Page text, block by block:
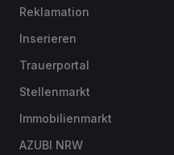
Reklamation
Inserieren
Trauerportal
Stellenmarkt
Immobilienmarkt
AZUBI NRW